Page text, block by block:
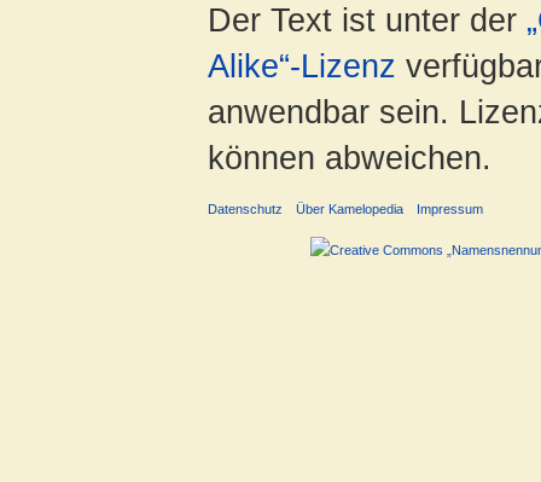
Der Text ist unter der
Alike“-Lizenz
anwendbar sein.
können abweichen.
Datenschutz Über Kamelopedia Impressum